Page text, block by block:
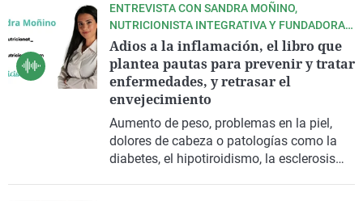
descanso de 5 minutos. Tiene como
finalidad, establecer metas para mejorar la
productividad.
ENTREVISTA CON SANDRA MOÑINO,
NUTRICIONISTA INTEGRATIVA Y FUNDADORA
DEL MÉTODO "NUTRICIÓNATE"
Adios a la inflamación, el libro que
plantea pautas para prevenir y tratar
enfermedades, y retrasar el
envejecimiento
Aumento de peso, problemas en la piel,
dolores de cabeza o patologías como la
diabetes, el hipotiroidismo, la esclerosis